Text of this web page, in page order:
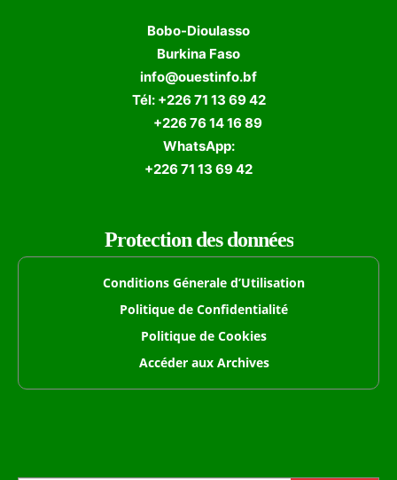
Bobo-Dioulasso
Burkina Faso
info@ouestinfo.bf
Tél: +226 71 13 69 42
+226 76 14 16 89
WhatsApp:
+226 71 13 69 42
Protection des données
Conditions Génerale d’Utilisation
Politique de Confidentialité
Politique de Cookies
Accéder aux Archives